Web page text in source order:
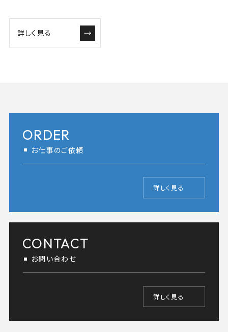
詳しく見る
ORDER
お仕事のご依頼
詳しく見る
CONTACT
お問い合わせ
詳しく見る